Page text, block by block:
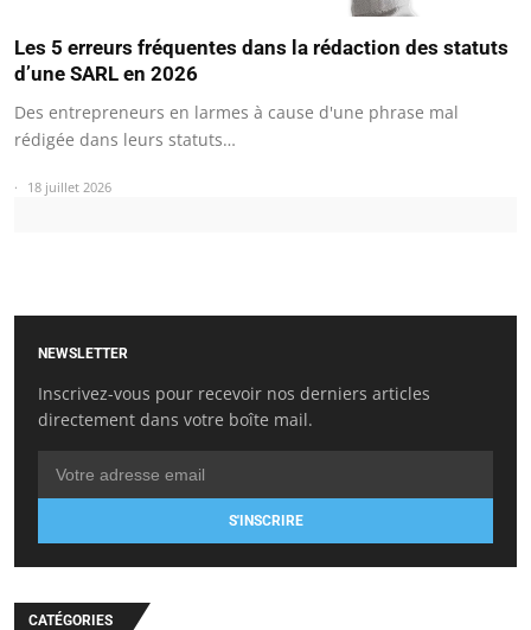
Les 5 erreurs fréquentes dans la rédaction des statuts
d’une SARL en 2026
Des entrepreneurs en larmes à cause d'une phrase mal
rédigée dans leurs statuts…
18 juillet 2026
NEWSLETTER
Inscrivez-vous pour recevoir nos derniers articles
directement dans votre boîte mail.
S'INSCRIRE
CATÉGORIES